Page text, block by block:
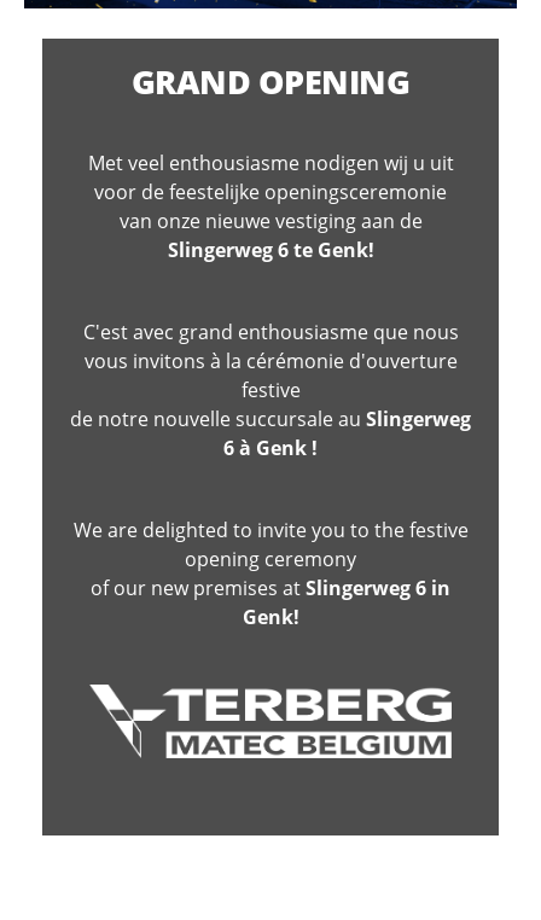
GRAND OPENING
Met veel enthousiasme nodigen wij u uit
voor de feestelijke openingsceremonie
van onze nieuwe vestiging aan de
Slingerweg 6 te Genk!
C'est avec grand enthousiasme que nous
vous invitons à la cérémonie d'ouverture
festive
de notre nouvelle succursale au Slingerweg
6 à Genk !
We are delighted to invite you to the festive
opening ceremony
of our new premises atSlingerweg 6 in
Genk!